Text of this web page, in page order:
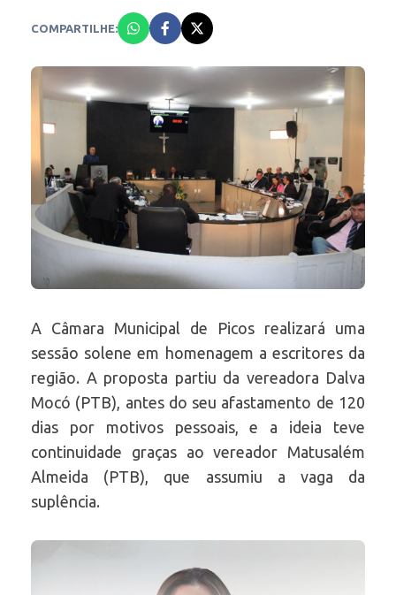
COMPARTILHE:
A Câmara Municipal de Picos realizará uma
sessão solene em homenagem a escritores da
região. A proposta partiu da vereadora Dalva
Mocó (PTB), antes do seu afastamento de 120
dias por motivos pessoais, e a ideia teve
continuidade graças ao vereador Matusalém
Almeida (PTB), que assumiu a vaga da
suplência.